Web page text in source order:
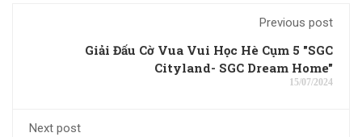
Previous post
Giải Đấu Cờ Vua Vui Học Hè Cụm 5 "SGC
Cityland- SGC Dream Home"
15/07/2024
Next post